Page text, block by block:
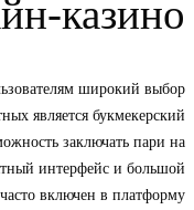
казино
широкий выбор
является букмекерский
заключать пари на
интерфейс и большой
включен в платформу